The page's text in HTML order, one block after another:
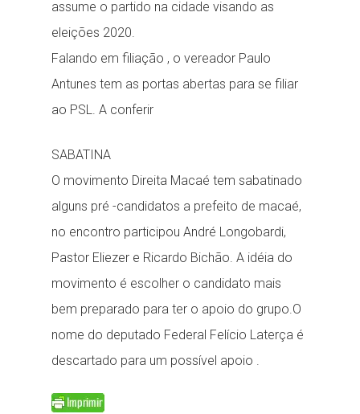
assume o partido na cidade visando as
eleições 2020.
Falando em filiação , o vereador Paulo
Antunes tem as portas abertas para se filiar
ao PSL. A conferir
SABATINA
O movimento Direita Macaé tem sabatinado
alguns pré -candidatos a prefeito de macaé,
no encontro participou André Longobardi,
Pastor Eliezer e Ricardo Bichão. A idéia do
movimento é escolher o candidato mais
bem preparado para ter o apoio do grupo.O
nome do deputado Federal Felício Laterça é
descartado para um possível apoio .